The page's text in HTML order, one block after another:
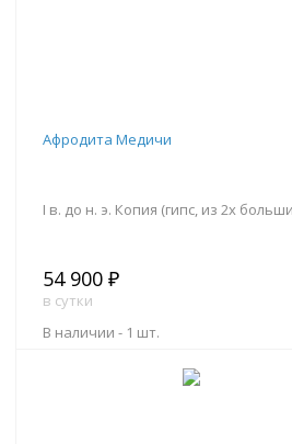
Афродита Медичи
I в. до н. э. Копия (гипс, из 2х
54 900 ₽
в сутки
В наличии - 1 шт.